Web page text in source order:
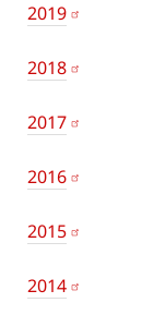
2019
2018
2017
2016
2015
2014